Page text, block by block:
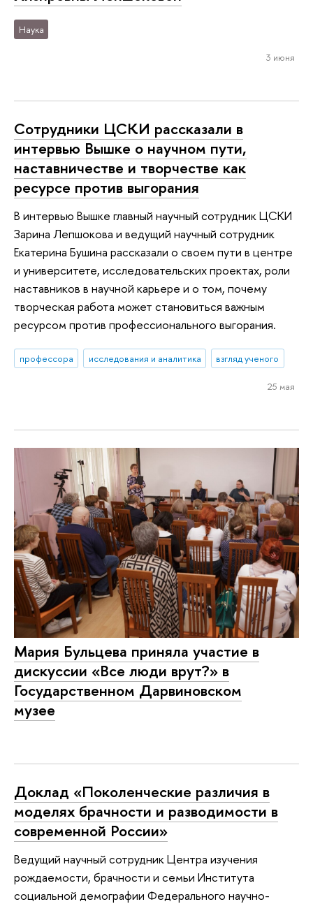
Наука
3 июня
Сотрудники ЦСКИ рассказали в
интервью Вышке о научном пути,
наставничестве и творчестве как
ресурсе против выгорания
В интервью Вышке главный научный сотрудник ЦСКИ
Зарина Лепшокова и ведущий научный сотрудник
Екатерина Бушина рассказали о своем пути в центре
и университете, исследовательских проектах, роли
наставников в научной карьере и о том, почему
творческая работа может становиться важным
ресурсом против профессионального выгорания.
профессора исследования и аналитика взгляд ученого
25 мая
Мария Бульцева приняла участие в
дискуссии «Все люди врут?» в
Государственном Дарвиновском
музее
Доклад «Поколенческие различия в
моделях брачности и разводимости в
современной России»
Ведущий научный сотрудник Центра изучения
рождаемости, брачности и семьи Института
социальной демографии Федерального научно-